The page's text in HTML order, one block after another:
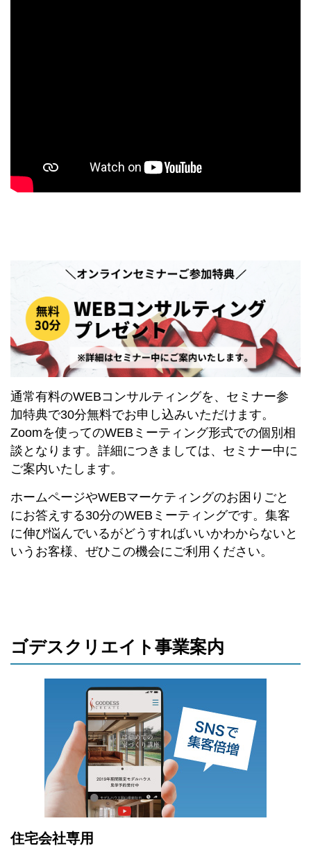
通常有料のWEBコンサルティングを、セミナー参
加特典で30分無料でお申し込みいただけます。
Zoomを使ってのWEBミーティング形式での個別相
談となります。詳細につきましては、セミナー中に
ご案内いたします。
ホームページやWEBマーケティングのお困りごと
にお答えする30分のWEBミーティングです。集客
に伸び悩んでいるがどうすればいいかわからないと
いうお客様、ぜひこの機会にご利用ください。
ゴデスクリエイト事業案内
住宅会社専用